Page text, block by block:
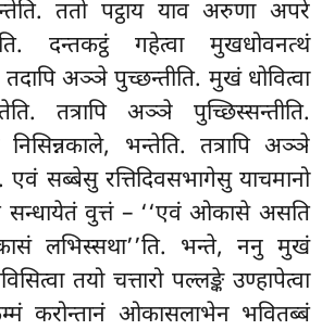
ततो पट्ठाय याव अरुणा अपरे
दन्तकट्ठं गहेत्वा मुखधोवनत्थं
अञ्ञे पुच्छन्तीति. मुखं धोवित्वा
तत्रापि अञ्ञे पुच्छिस्सन्तीति.
निसिन्नकाले, भन्तेति. तत्रापि अञ्ञे
सब्बेसु रत्तिदिवसभागेसु याचमानो
वुत्तं – ‘‘एवं ओकासे असति
लभिस्सथा’’ति. भन्ते, ननु मुखं
तयो चत्तारो पल्लङ्के उण्हापेत्वा
करोन्तानं ओकासलाभेन भवितब्बं